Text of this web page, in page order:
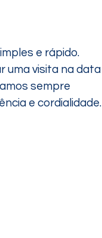
e rápido.
uma visita na data
sempre
e cordialidade.